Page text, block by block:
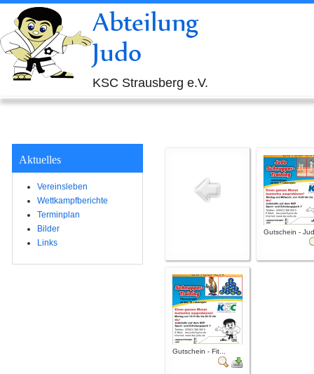
Abteilung
Judo
KSC Strausberg e.V.
Aktuelles
Vereinsleben
Wettkampfberichte
Terminplan
Bilder
Links
Gutschein -
Gutschein - Fit...